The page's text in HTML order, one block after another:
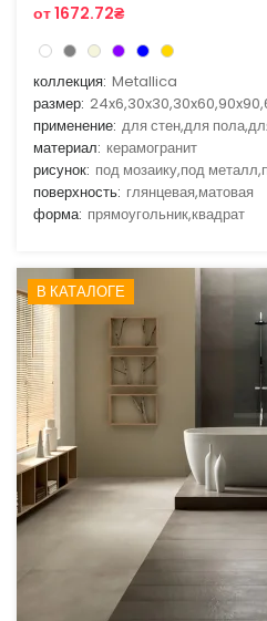
от 1672.72₴
коллекция: Metallica
размер:
применение: для стен,для
материал: керамогранит
рисунок: под мозаику,под
поверхность: глянцевая,матовая
форма: прямоугольник,квадрат
В КАТАЛОГЕ